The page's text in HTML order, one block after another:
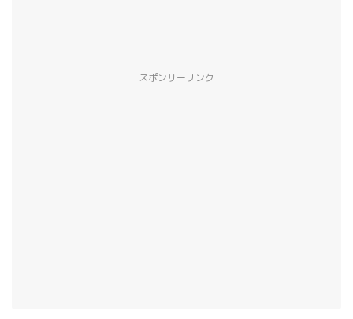
スポンサーリンク